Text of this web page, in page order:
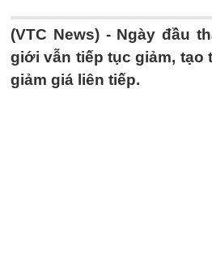
(VTC News) - Ngày đầu
giới vẫn tiếp tục giảm, tạo
giảm giá liên tiếp.